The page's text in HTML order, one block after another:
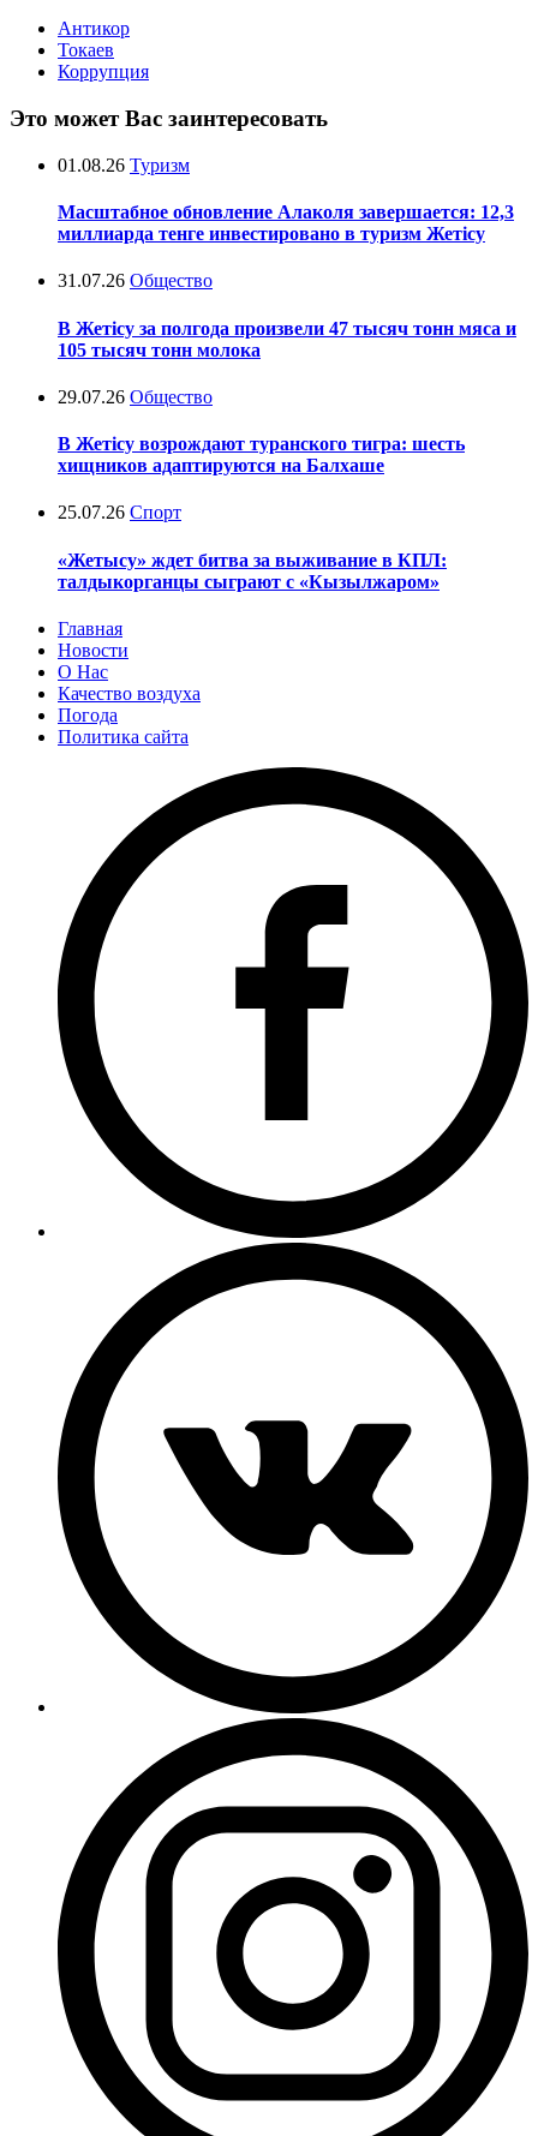
Антикор
Токаев
Коррупция
Это может Вас заинтересовать
01.08.26 Туризм
Масштабное обновление Алаколя завершается: 12,3
миллиарда тенге инвестировано в туризм Жетісу
31.07.26 Общество
В Жетісу за полгода произвели 47 тысяч тонн мяса и
105 тысяч тонн молока
29.07.26 Общество
В Жетісу возрождают туранского тигра: шесть
хищников адаптируются на Балхаше
25.07.26 Спорт
«Жетысу» ждет битва за выживание в КПЛ:
талдыкорганцы сыграют с «Кызылжаром»
Главная
Новости
О Нас
Качество воздуха
Погода
Политика сайта